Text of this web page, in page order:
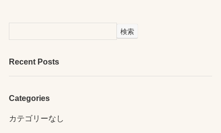
検索
Recent Posts
Categories
カテゴリーなし